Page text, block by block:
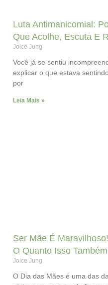
Luta Antimanicomial:
Que Acolhe, Escuta E
Joice Jung
Você já se sentiu
explicar o que estava
por
Leia Mais »
Ser Mãe É
O Quanto Isso
Joice Jung
O Dia das Mães é uma das